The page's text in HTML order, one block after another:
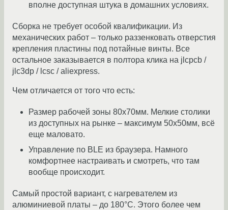
вполне доступная штука в домашних условиях.
Сборка не требует особой квалификации. Из
механических работ – только раззенковать отверстия
крепления пластины под потайные винты. Все
остальное заказывается в полтора клика на jlcpcb /
jlc3dp / lcsc / aliexpress.
Чем отличается от того что есть:
Размер рабочей зоны 80х70мм. Мелкие столики
из доступных на рынке – максимум 50x50мм, всё
еще маловато.
Управление по BLE из браузера. Намного
комфортнее настраивать и смотреть, что там
вообще происходит.
Самый простой вариант, с нагревателем из
алюминиевой платы – до 180°C. Этого более чем